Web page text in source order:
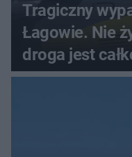
Tragiczny
Łagowie. Nie
droga jest